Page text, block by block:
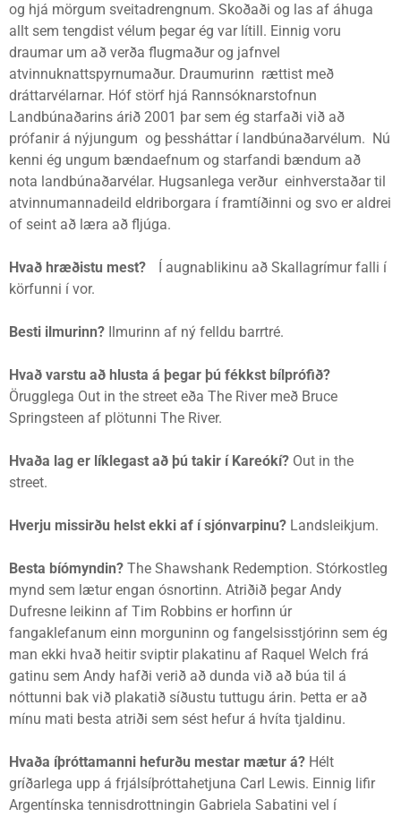
og hjá mörgum sveitadrengnum. Skoðaði og las af áhuga
allt sem tengdist vélum þegar ég var lítill. Einnig voru
draumar um að verða flugmaður og jafnvel
atvinnuknattspyrnumaður. Draumurinn rættist með
dráttarvélarnar. Hóf störf hjá Rannsóknarstofnun
Landbúnaðarins árið 2001 þar sem ég starfaði við að
prófanir á nýjungum og þessháttar í landbúnaðarvélum. Nú
kenni ég ungum bændaefnum og starfandi bændum að
nota landbúnaðarvélar. Hugsanlega verður einhverstaðar til
atvinnumannadeild eldriborgara í framtíðinni og svo er aldrei
of seint að læra að fljúga.
Hvað hræðistu mest? Í augnablikinu að Skallagrímur falli í
körfunni í vor.
Besti ilmurinn? Ilmurinn af ný felldu barrtré.
Hvað varstu að hlusta á þegar þú fékkst bílprófið?
Örugglega Out in the street eða The River með Bruce
Springsteen af plötunni The River.
Hvaða lag er líklegast að þú takir í Kareókí? Out in the
street.
Hverju missirðu helst ekki af í sjónvarpinu? Landsleikjum.
Besta bíómyndin? The Shawshank Redemption. Stórkostleg
mynd sem lætur engan ósnortinn. Atriðið þegar Andy
Dufresne leikinn af Tim Robbins er horfinn úr
fangaklefanum einn morguninn og fangelsisstjórinn sem ég
man ekki hvað heitir sviptir plakatinu af Raquel Welch frá
gatinu sem Andy hafði verið að dunda við að búa til á
nóttunni bak við plakatið síðustu tuttugu árin. Þetta er að
mínu mati besta atriði sem sést hefur á hvíta tjaldinu.
Hvaða íþróttamanni hefurðu mestar mætur á? Hélt
gríðarlega upp á frjálsíþróttahetjuna Carl Lewis. Einnig lifir
Argentínska tennisdrottningin Gabriela Sabatini vel í